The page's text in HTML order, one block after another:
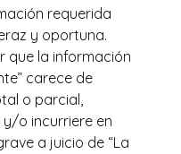
requerida
y oportuna.
que la información
carece de
o parcial,
o incurriere en
a juicio de “La